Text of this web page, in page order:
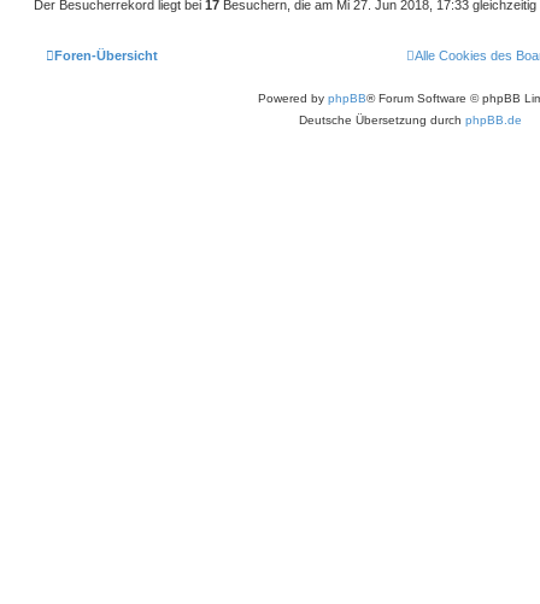
Der Besucherrekord liegt bei 17 Besuchern, die am Mi 27. Jun 2018, 17:33 gleichzeitig
Foren-Übersicht Alle Cookies des
Powered by phpBB® Forum Software © phpBB
Deutsche Übersetzung durch phpBB.de